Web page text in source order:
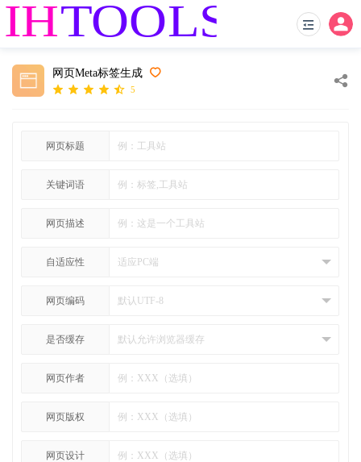
网页Meta标签生成
5
网页标题
关键词语
网页描述
自适应性
网页编码
是否缓存
网页作者
网页版权
网页设计